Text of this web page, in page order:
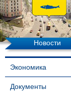
Новости
Экономика
Документы